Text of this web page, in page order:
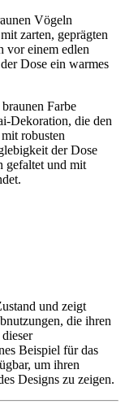
Vögeln
zarten, geprägten
vor einem edlen
Dose ein warmes
Farbe
Dekoration, die den
robusten
der Dose
gefaltet und mit
und zeigt
die ihren
Beispiel für das
um ihren
Designs zu zeigen.